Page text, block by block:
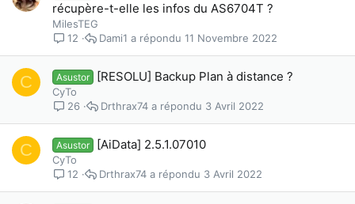
récupère-t-elle les infos du AS6704T ?
MilesTEG
12
11 Novembre 2022
Dami1
C Asustor [RESOLU] Backup Plan à distance ?
CyTo
26
3 Avril 2022
Drthrax74
C Asustor [AiData] 2.5.1.07010
CyTo
12
3 Avril 2022
Drthrax74